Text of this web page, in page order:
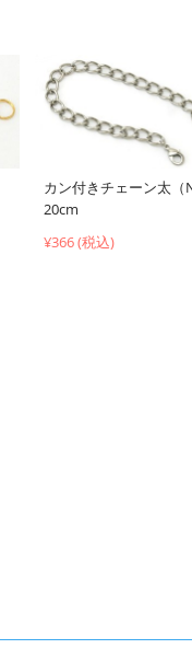
カン付きチェーン太（N
20cm
¥366 (税込)